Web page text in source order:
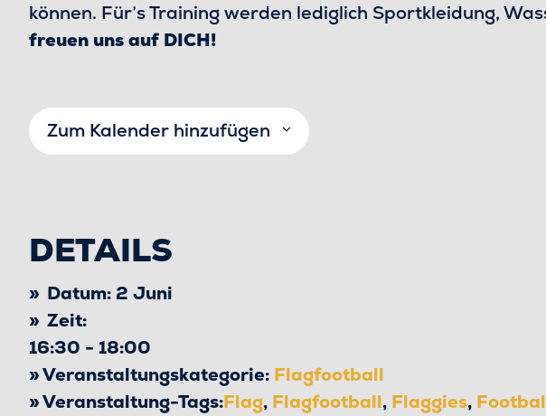
können. Für’s Training werden lediglich Sportkleidung,
freuen uns auf DICH!
Zum Kalender hinzufügen
DETAILS
Datum: 2 Juni
Zeit:
16:30 - 18:00
Veranstaltungskategorie: Flagfootball
Veranstaltung-Tags:Flag, Flagfootball, Flaggies,